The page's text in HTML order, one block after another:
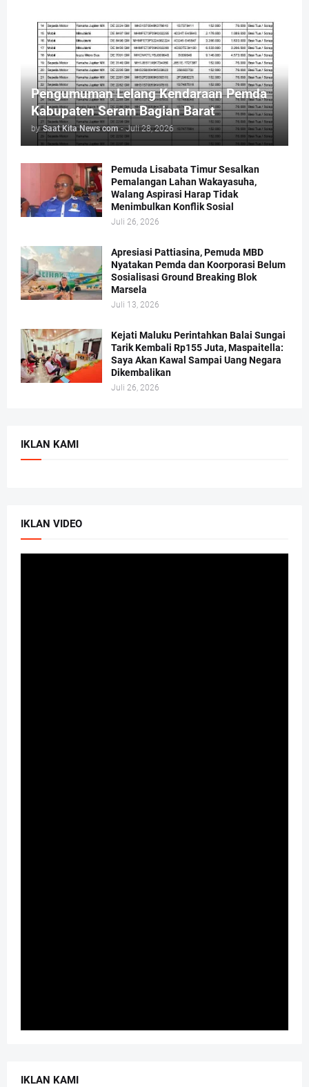
Pengumuman Lelang Kendaraan Pemda
Kabupaten Seram Bagian Barat
by Saat Kita News com - Juli 28, 2026
Pemuda Lisabata Timur Sesalkan
Pemalangan Lahan Wakayasuha,
Walang Aspirasi Harap Tidak
Menimbulkan Konflik Sosial
Juli 26, 2026
Apresiasi Pattiasina, Pemuda MBD
Nyatakan Pemda dan Koorporasi Belum
Sosialisasi Ground Breaking Blok
Marsela
Juli 13, 2026
Kejati Maluku Perintahkan Balai Sungai
Tarik Kembali Rp155 Juta, Maspaitella:
Saya Akan Kawal Sampai Uang Negara
Dikembalikan
Juli 26, 2026
IKLAN KAMI
IKLAN VIDEO
IKLAN KAMI